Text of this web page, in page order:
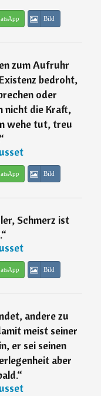
Bild
zum Aufruhr
bedroht,
oder
nicht die Kraft,
wehe tut, treu
Bild
Schmerz ist
“
Bild
andere zu
meist seiner
er sei seinen
aber
“